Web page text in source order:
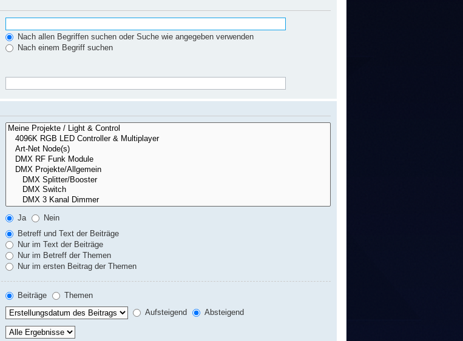
Nach allen Begriffen suchen oder Suche wie angegeben verwenden
Nach einem Begriff suchen
Ja
Nein
Betreff und Text der Beiträge
Nur im Text der Beiträge
Nur im Betreff der Themen
Nur im ersten Beitrag der Themen
Beiträge
Themen
Aufsteigend Absteigend